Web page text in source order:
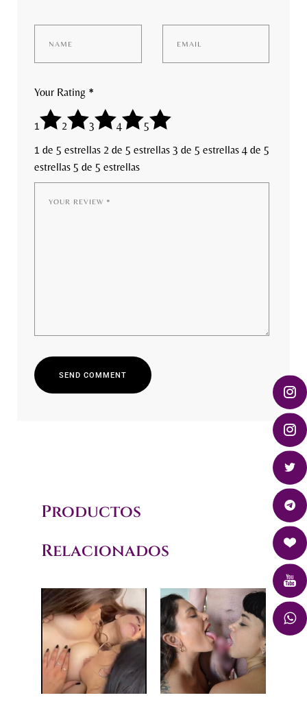
Your Rating *
1 2 3 4
5
1 de 5 estrellas 2 de 5 estrellas 3 de 5 estrellas 4 de 5
estrellas 5 de 5 estrellas
SEND COMMENT
Productos
Relacionados